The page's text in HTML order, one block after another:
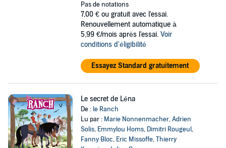
Pas de notations
7,00 € ou gratuit avec l'essai.
Renouvellement automatique à
5,99 €/mois après l'essai. Voir
conditions d'éligibilité
Essayez Standard gratuitement
Le secret de Léna
De : le Ranch
Lu par : Marie Nonnenmacher,Adrien
Solis, Emmylou Homs, Dimitri Rougeul,
Fanny Bloc, Eric Missoffe,Thierry